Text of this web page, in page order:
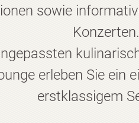
sowie
Konzerten.
erleben Sie ein
erstklassigem